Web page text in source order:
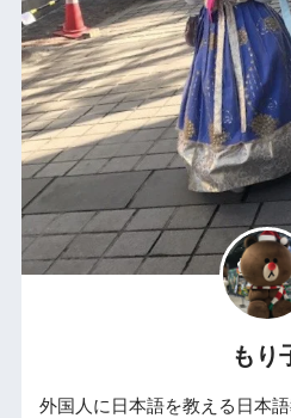
もり
外国人に日本語を教える日本